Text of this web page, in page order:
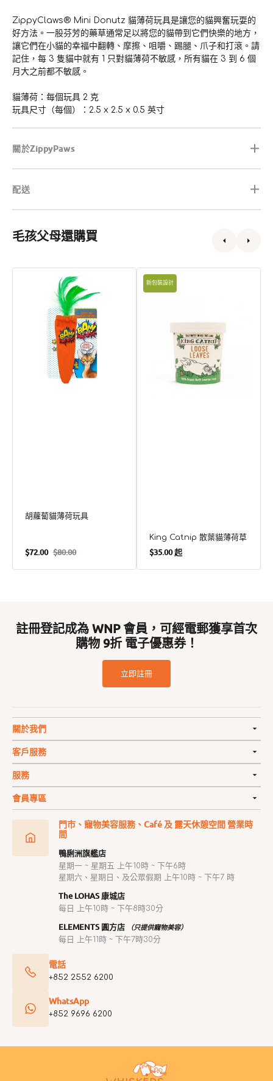
ZippyClaws® Mini Donutz 貓薄荷玩具是讓您的貓興奮玩耍的
好方法。一股芬芳的藥草通常足以將您的貓帶到它們快樂的地方，
讓它們在小貓的幸福中翻轉、摩擦、咀嚼、踢腿、爪子和打滾。請
記住，每 3 隻貓中就有 1 只對貓薄荷不敏感，所有貓在 3 到 6 個
月大之前都不敏感。
貓薄荷：每個玩具 2 克
玩具尺寸（每個）：2.5 x 2.5 x 0.5 英寸
關於ZippyPaws
配送
毛孩父母還購買
胡蘿蔔貓薄荷玩具
售
$72.00 定
$80.00
King
Catnip
新包裝設計
King Catnip 散葉貓薄荷草
定
$35.00 起
註冊登記成為 WNP 會員，可經電郵獲享首次
購物 9折 電子優惠券！
立即註冊
關於我們
客戶服務
服務
會員專區
門市、寵物美容服務、Café 及 露天休憩空間 營業時
間
鴨脷洲旗艦店
星期一 ~ 星期五 上午10時 ~ 下午6時
星期六、星期日、及公眾假期 上午10時 ~ 下午7 時
The LOHAS 康城店
每日 上午10時 ~ 下午8時30分
ELEMENTS 圓方店 （只提供寵物美容）
每日 上午11時 ~ 下午7時30分
電話
+852 2552 6200
WhatsApp
+852 9696 6200